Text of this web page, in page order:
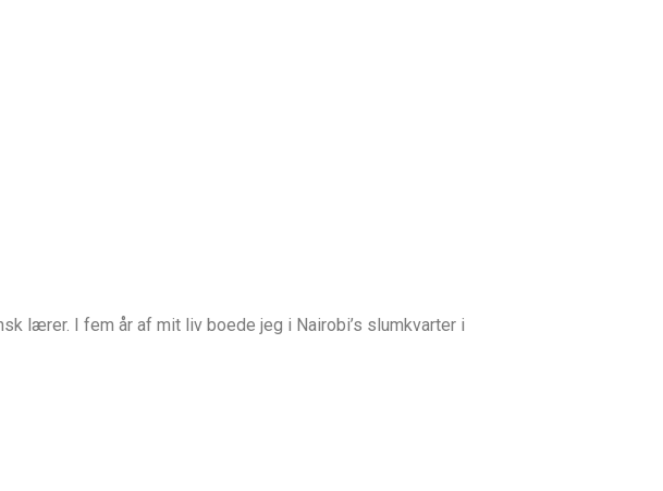
lærer. I fem år af mit liv boede jeg i Nairobi’s slumkvarter i